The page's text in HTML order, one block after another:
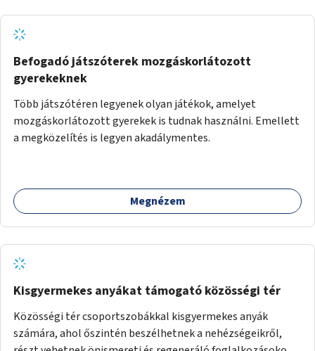
Befogadó játszóterek mozgáskorlátozott
gyerekeknek
Több játszótéren legyenek olyan játékok, amelyet
mozgáskorlátozott gyerekek is tudnak használni. Emellett
a megközelítés is legyen akadálymentes.
Megnézem
Kisgyermekes anyákat támogató közösségi tér
Közösségi tér csoportszobákkal kisgyermekes anyák
számára, ahol őszintén beszélhetnek a nehézségeikről,